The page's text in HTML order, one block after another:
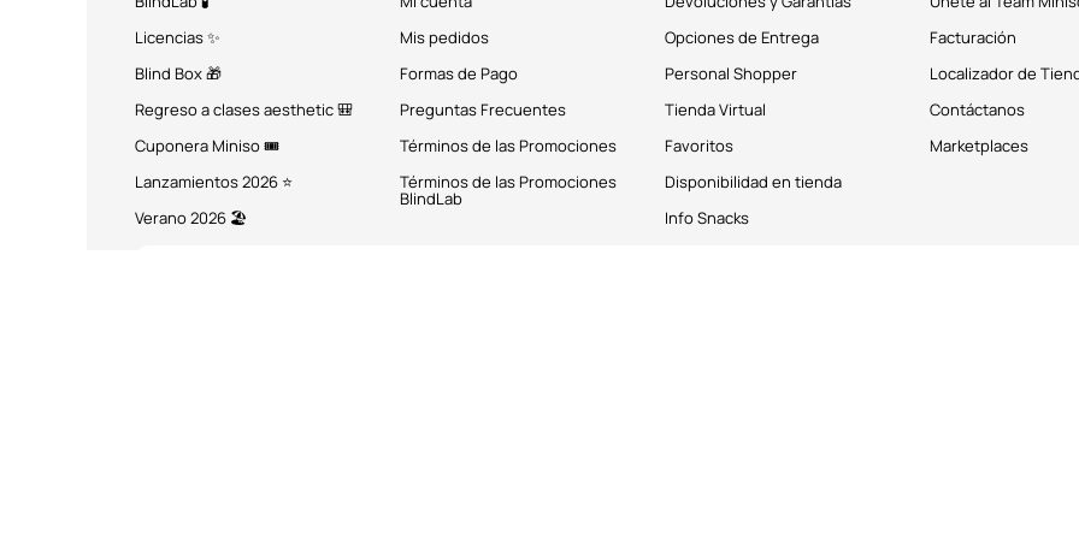
Licencias ✨
Blind Box 🎁
Regreso a clases aesthetic 🎒
Cuponera Miniso 🎟️
Lanzamientos 2026 ⭐
Verano 2026 🏖️
Mis pedidos
Formas de Pago
Preguntas Frecuentes
Términos de las Promociones
Términos de las Promociones
BlindLab
Opciones de Entrega
Personal Shopper
Tienda Virtual
Favoritos
Disponibilidad en tienda
Info Snacks
Facturación
Localizador de
Contáctanos
Marketplaces